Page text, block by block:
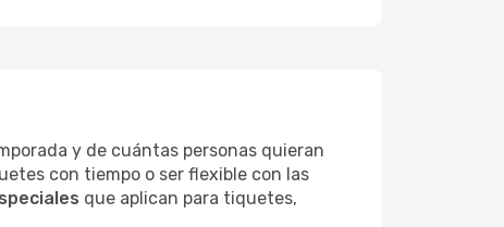
y de cuántas personas quieran
con tiempo o ser flexible con las
que aplican para tiquetes,